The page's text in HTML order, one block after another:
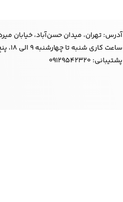
آدرس: تهران، میدان حسن‌آباد، خیابان میردامادی،
ساعت کاری شنبه تا چهارشنبه 9 الی 18، پنج شنبه 9 الی 14 - جمعه تعطیل
پشتیبانی: ۰۹۱۲۹۵۴۲۳۲۰